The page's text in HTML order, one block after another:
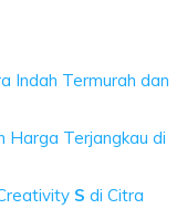
Indah Termurah dan
Harga Terjangkau di
S di Citra